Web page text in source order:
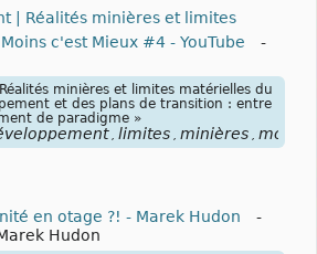
| Réalités minières et limites
c'est Mieux #4 - YouTube
-
minières et limites matérielles du
et des plans de transition : entre
de paradigme »
limites minières modèle
en otage ?! - Marek Hudon
-
Hudon